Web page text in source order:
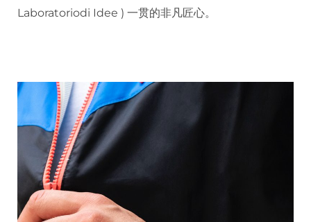
Laboratoriodi Idee ) 一贯的非凡匠心。